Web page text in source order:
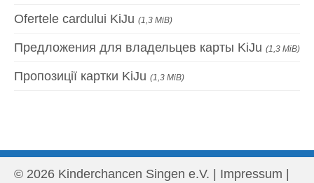
Ofertele cardului KiJu (1,3 MiB)
Предложения для владельцев карты KiJu (1,3 MiB)
Пропозиції картки KiJu (1,3 MiB)
© 2026 Kinderchancen Singen e.V. | Impressum |